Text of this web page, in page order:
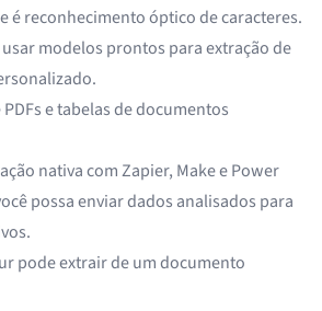
éreconhecimento óptico de caracteres.
modelos prontos paraextração de
etabelas de documentos
nativa com Zapier, Make e Power
possa enviar dados analisados para
pode extrair de um documento